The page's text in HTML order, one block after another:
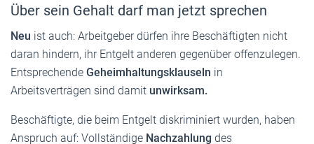
Über sein Gehalt darf man jetzt sprechen
Neu ist auch: Arbeitgeber dürfen ihre Beschäftigten nicht
daran hindern, ihr Entgelt anderen gegenüber offenzulegen.
Entsprechende Geheimhaltungsklauseln in
Arbeitsverträgen sind damit unwirksam.
Beschäftigte, die beim Entgelt diskriminiert wurden, haben
Anspruch auf: Vollständige Nachzahlung des